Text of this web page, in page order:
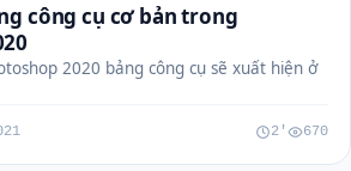
công cụ cơ bản trong
2020 bảng công cụ sẽ xuất hiện ở
2' 670